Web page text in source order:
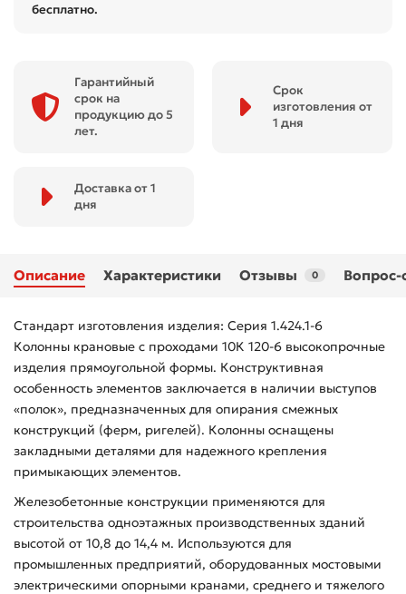
бесплатно.
Гарантийный
срок на
продукцию до 5
лет.
Срок
изготовления от
1 дня
Доставка от 1
дня
Описание Характеристики Отзывы 0 Вопрос-
Стандарт изготовления изделия: Серия 1.424.1-6
Колонны крановые с проходами 10К 120-6 высокопрочные
изделия прямоугольной формы. Конструктивная
особенность элементов заключается в наличии выступов
«полок», предназначенных для опирания смежных
конструкций (ферм, ригелей). Колонны оснащены
закладными деталями для надежного крепления
примыкающих элементов.
Железобетонные конструкции применяются для
строительства одноэтажных производственных зданий
высотой от 10,8 до 14,4 м. Используются для
промышленных предприятий, оборудованных мостовыми
электрическими опорными кранами, среднего и тяжелого